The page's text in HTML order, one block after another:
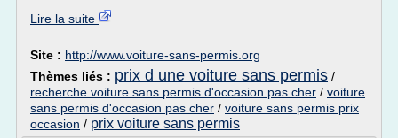
Lire la suite
Site : http://www.voiture-sans-permis.org
Thèmes liés : prix d une voiture sans permis /
recherche voiture sans permis d'occasion pas cher / voiture
sans permis d'occasion pas cher / voiture sans permis prix
occasion / prix voiture sans permis